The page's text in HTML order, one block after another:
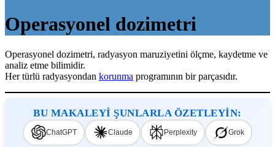
Operasyonel dozimetri
Operasyonel dozimetri, radyasyon maruziyetini ölçme, kaydetme ve
analiz etme bilimidir.
Her türlü radyasyondan korunma programının bir parçasıdır.
BU MAKALEYİ ŞUNLARLA ÖZETLEYİN:
ChatGPT Claude Perplexity Grok